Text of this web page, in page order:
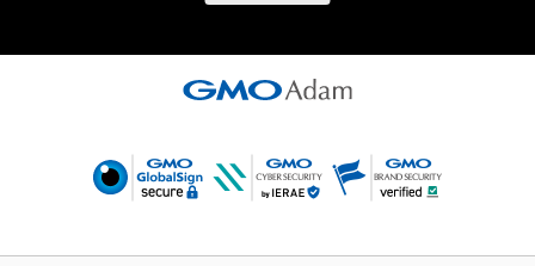
持つ根源的な造形感覚である。」と語り、近年では、日本古来の
2018年 古賀勇人写真展　ギャラリー枝香庵